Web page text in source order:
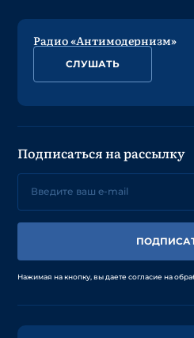
Радио «Антимодернизм»
СЛУШАТЬ
Подписаться на рассылку
Нажимая на кнопку, вы даете согласие на